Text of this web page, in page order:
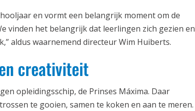
en vormt een belangrijk moment om de
vinden het belangrijk dat leerlingen zich gezien en
aldus waarnemend directeur Wim Huiberts.
creativiteit
opleidingsschip, de Prinses Máxima. Daar
te gooien, samen te koken en aan te meren.